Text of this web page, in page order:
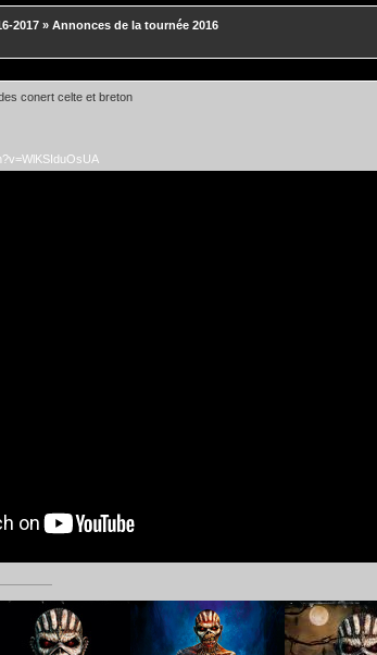
2017 » Annonces de la tournée 2016
conert celte et breton